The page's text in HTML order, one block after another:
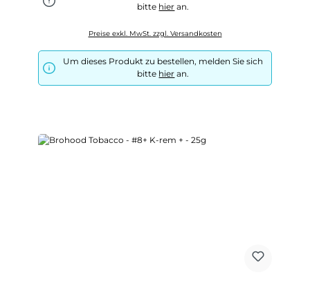
bitte hier an.
Preise exkl. MwSt. zzgl. Versandkosten
Um dieses Produkt zu bestellen, melden Sie sich
bitte hier an.